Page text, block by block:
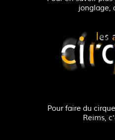
jonglage,
Pour faire du
Reims,